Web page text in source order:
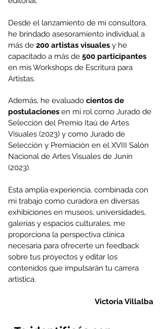
Desde el lanzamiento de mi consultora,
he brindado asesoramiento individual a
más de 200 artistas visuales y he
capacitado a más de 500 participantes
en mis Workshops de Escritura para
Artistas.
Además, he evaluado cientos de
postulaciones en mi rol como Jurado de
Selección del Premio Itaú de Artes
Visuales (2023) y como Jurado de
Selección y Premiación en el XVIII Salón
Nacional de Artes Visuales de Junín
(2023).
Esta amplia experiencia, combinada con
mi trabajo como curadora en diversas
exhibiciones en museos, universidades,
galerías y espacios culturales, me
proporciona la perspectiva clínica
necesaria para ofrecerte un feedback
sobre tus proyectos y editar los
contenidos que impulsarán tu carrera
artística.
Victoria Villalba